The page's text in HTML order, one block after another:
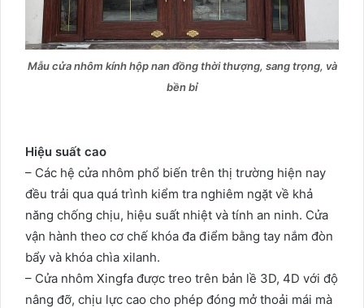
Mẫu cửa nhôm kính hộp nan đồng thời thượng, sang trọng, và
bền bỉ
Hiệu suất cao
– Các hệ cửa nhôm phổ biến trên thị trường hiện nay
đều trải qua quá trình kiểm tra nghiêm ngặt về khả
năng chống chịu, hiệu suất nhiệt và tính an ninh. Cửa
vận hành theo cơ chế khóa đa điểm bằng tay nắm đòn
bẩy và khóa chìa xilanh.
– Cửa nhôm Xingfa được treo trên bản lề 3D, 4D với độ
nâng đỡ, chịu lực cao cho phép đóng mở thoải mái mà